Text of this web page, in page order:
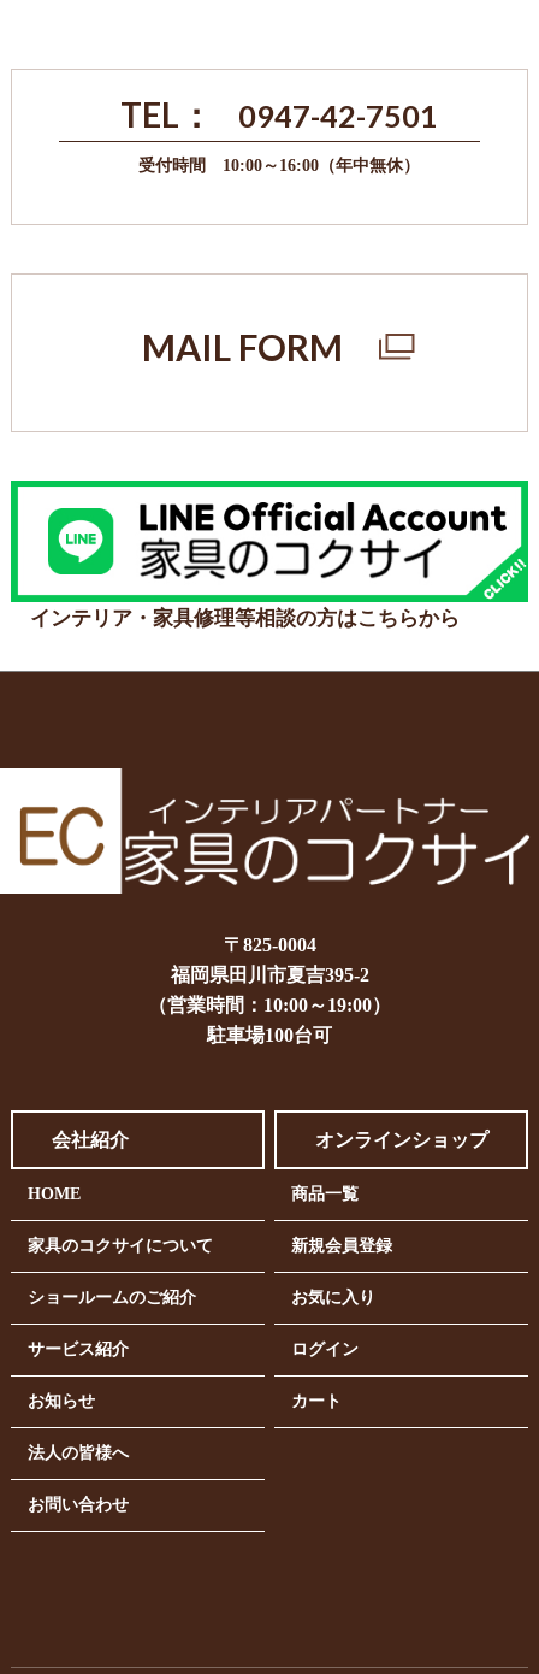
TEL： 0947-42-7501
受付時間 10:00～16:00（年中無休）
MAIL FORM
インテリア・家具修理等相談の方はこちらから
〒825-0004
福岡県田川市夏吉395-2
（営業時間：10:00～19:00）
駐車場100台可
会社紹介
HOME
家具のコクサイについて
ショールームのご紹介
サービス紹介
お知らせ
法人の皆様へ
お問い合わせ
オンラインショップ
商品一覧
新規会員登録
お気に入り
ログイン
カート